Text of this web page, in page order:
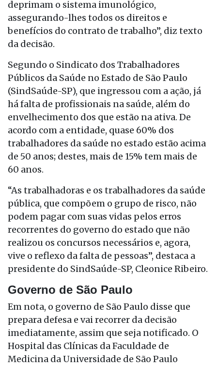
deprimam o sistema imunológico,
assegurando-lhes todos os direitos e
benefícios do contrato de trabalho”, diz texto
da decisão.
Segundo o Sindicato dos Trabalhadores
Públicos da Saúde no Estado de São Paulo
(SindSaúde-SP), que ingressou com a ação, já
há falta de profissionais na saúde, além do
envelhecimento dos que estão na ativa. De
acordo com a entidade, quase 60% dos
trabalhadores da saúde no estado estão acima
de 50 anos; destes, mais de 15% tem mais de
60 anos.
“As trabalhadoras e os trabalhadores da saúde
pública, que compõem o grupo de risco, não
podem pagar com suas vidas pelos erros
recorrentes do governo do estado que não
realizou os concursos necessários e, agora,
vive o reflexo da falta de pessoas”, destaca a
presidente do SindSaúde-SP, Cleonice Ribeiro.
Governo de São Paulo
Em nota, o governo de São Paulo disse que
prepara defesa e vai recorrer da decisão
imediatamente, assim que seja notificado. O
Hospital das Clínicas da Faculdade de
Medicina da Universidade de São Paulo